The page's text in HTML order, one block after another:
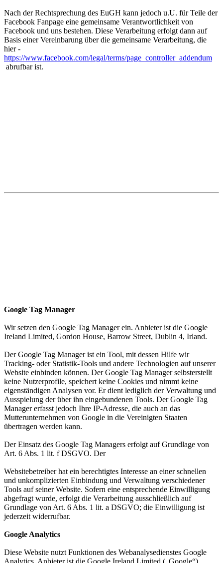
Nach der Rechtsprechung des EuGH kann jedoch u.U. für Teile der
Facebook Fanpage eine gemeinsame Verantwortlichkeit von
Facebook und uns bestehen. Diese Verarbeitung erfolgt dann auf
Basis einer Vereinbarung über die gemeinsame Verarbeitung, die
hier -
https://www.facebook.com/legal/terms/page_controller_addendum
abrufbar ist.
Google Tag Manager
Wir setzen den Google Tag Manager ein. Anbieter ist die Google
Ireland Limited, Gordon House, Barrow Street, Dublin 4, Irland.
Der Google Tag Manager ist ein Tool, mit dessen Hilfe wir
Tracking- oder Statistik-Tools und andere Technologien auf unserer
Website einbinden können. Der Google Tag Manager selbsterstellt
keine Nutzerprofile, speichert keine Cookies und nimmt keine
eigenständigen Analysen vor. Er dient lediglich der Verwaltung und
Ausspielung der über ihn eingebundenen Tools. Der Google Tag
Manager erfasst jedoch Ihre IP-Adresse, die auch an das
Mutterunternehmen von Google in die Vereinigten Staaten
übertragen werden kann.
Der Einsatz des Google Tag Managers erfolgt auf Grundlage von
Art. 6 Abs. 1 lit. f DSGVO. Der
Websitebetreiber hat ein berechtigtes Interesse an einer schnellen
und unkomplizierten Einbindung und Verwaltung verschiedener
Tools auf seiner Website. Sofern eine entsprechende Einwilligung
abgefragt wurde, erfolgt die Verarbeitung ausschließlich auf
Grundlage von Art. 6 Abs. 1 lit. a DSGVO; die Einwilligung ist
jederzeit widerrufbar.
Google Analytics
Diese Website nutzt Funktionen des Webanalysedienstes Google